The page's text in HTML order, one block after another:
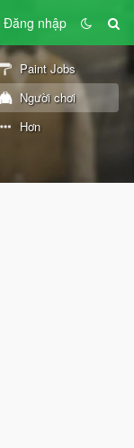
Đăng nhập
Paint Jobs
Người chơi
Hơn